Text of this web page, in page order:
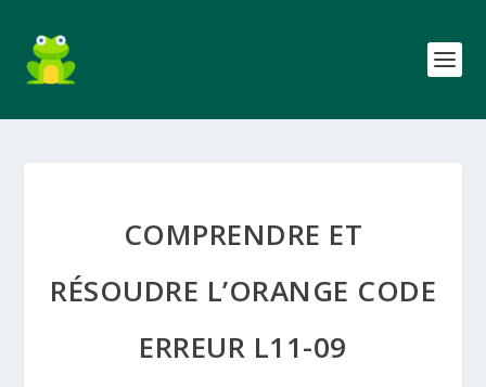
COMPRENDRE ET
RÉSOUDRE L’ORANGE CODE
ERREUR L11-09